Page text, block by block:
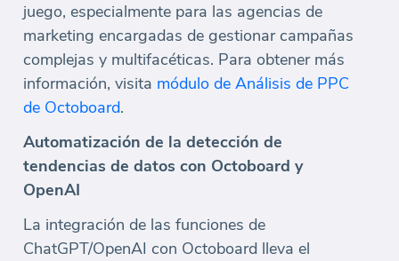
juego, especialmente para las agencias de
marketing encargadas de gestionar campañas
complejas y multifacéticas. Para obtener más
información, visita módulo de Análisis de PPC
de Octoboard.
Automatización de la detección de
tendencias de datos con Octoboard y
OpenAI
La integración de las funciones de
ChatGPT/OpenAI con Octoboard lleva el